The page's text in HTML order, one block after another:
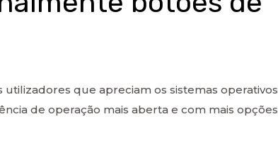
utilizadores que apreciam os sistemas operativos
de operação mais aberta e com mais opções